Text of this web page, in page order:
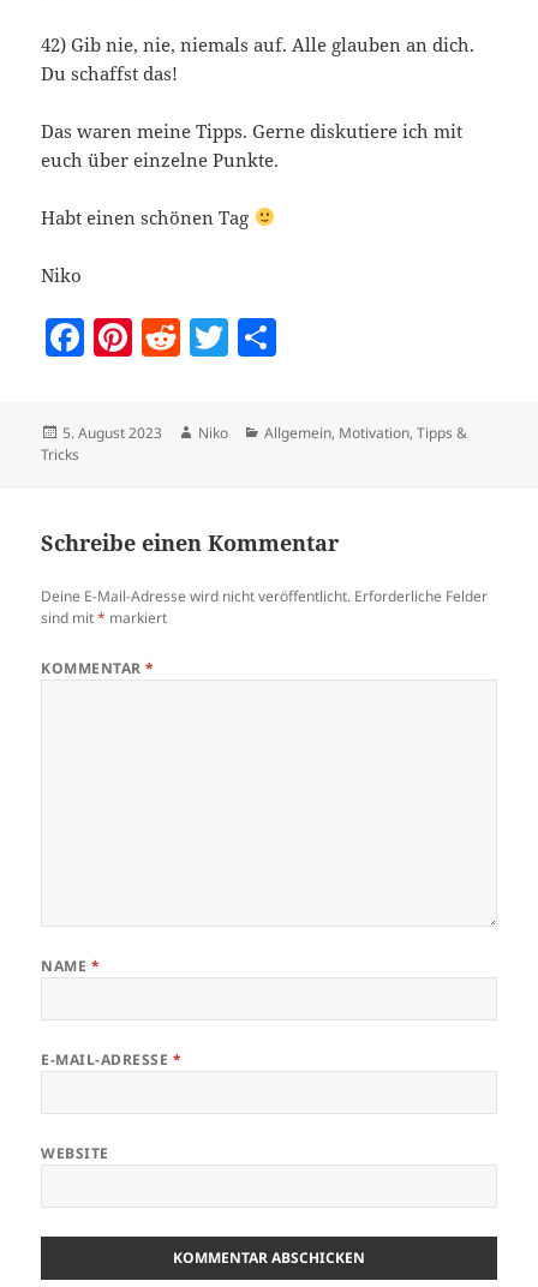
42) Gib nie, nie, niemals auf. Alle glauben an dich.
Du schaffst das!
Das waren meine Tipps. Gerne diskutiere ich mit
euch über einzelne Punkte.
Habt einen schönen Tag
Niko
F
e
o
o
k
Pi
es
R
d
di
T
er
le
n
Veröffentlicht
am
5. August 2023 Autor
Niko Kategorien
Allgemein, Motivation,Tipps &
Tricks
Schreibe einen Kommentar
Deine E-Mail-Adresse wird nicht veröffentlicht. Erforderliche Felder
sind mit* markiert
KOMMENTAR*
NAME *
E-MAIL-ADRESSE *
WEBSITE